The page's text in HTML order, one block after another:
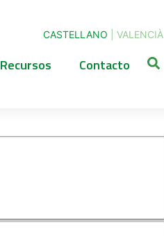
CASTELLANO VALENCIÀ
Recursos Contacto